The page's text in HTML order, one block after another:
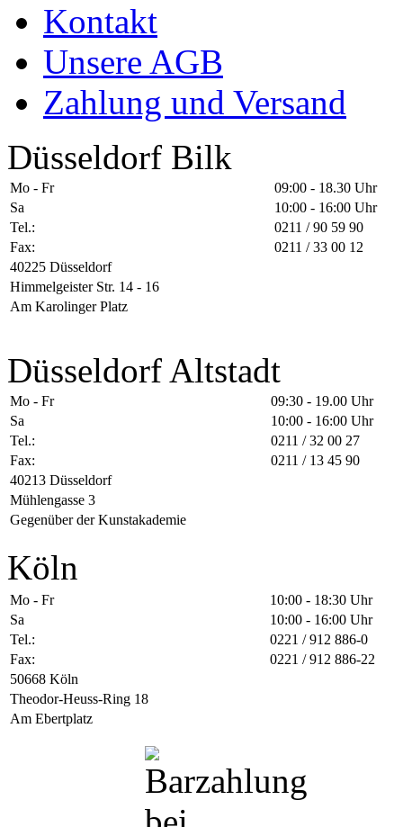
Kontakt
Unsere AGB
Zahlung und Versand
Düsseldorf Bilk
Mo - Fr
09:00 - 18.30 Uhr
Sa
10:00 - 16:00 Uhr
Tel.:
0211 / 90 59 90
Fax:
0211 / 33 00 12
40225 Düsseldorf
Himmelgeister Str. 14 - 16
Am Karolinger Platz
Düsseldorf Altstadt
Mo - Fr
09:30 - 19.00 Uhr
Sa
10:00 - 16:00 Uhr
Tel.:
0211 / 32 00 27
Fax:
0211 / 13 45 90
40213 Düsseldorf
Mühlengasse 3
Gegenüber der Kunstakademie
Köln
Mo - Fr
10:00 - 18:30 Uhr
Sa
10:00 - 16:00 Uhr
Tel.:
0221 / 912 886-0
Fax:
0221 / 912 886-22
50668 Köln
Theodor-Heuss-Ring 18
Am Ebertplatz